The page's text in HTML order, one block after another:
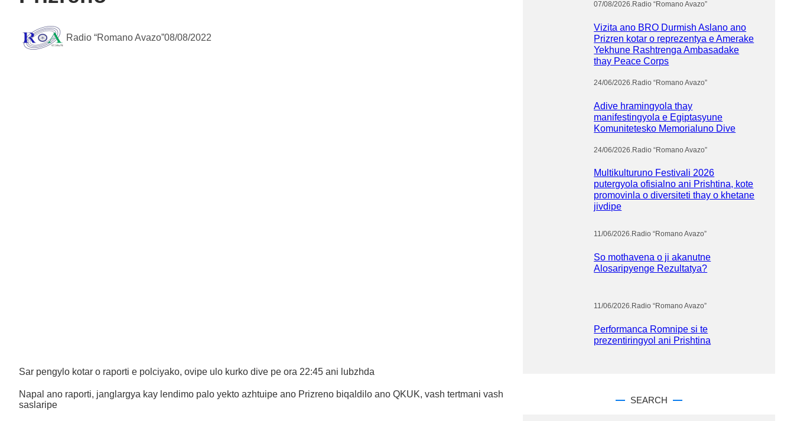
Radio “Romano Avazo”08/08/2022
Sar pengylo kotar o raporti e polciyako, ovipe ulo kurko dive pe ora 22:45 ani lubzhda
Napal ano raporti, janglargya kay lendimo palo yekto azhtuipe ano Prizreno biqaldilo ano QKUK, vash tertmani vash
saslaripe
07/08/2026.Radio “Romano Avazo”
Vizita ano BRO Durmish Aslano ano
Prizren kotar o reprezentya e Amerake
Yekhune Rashtrenga Ambasadake
thay Peace Corps
24/06/2026.Radio “Romano Avazo”
Adive hramingyola thay
manifestingyola e Egiptasyune
Komunitetesko Memorialuno Dive
24/06/2026 Radio “Romano Avazo”
Multikulturuno Festivali 2026
putergyola ofisialno ani Prishtina, kote
promovinla o diversiteti thay o khetane
jivdipe
11/06/2026.Radio “Romano Avazo”
So mothavena o ji akanutne
Alosaripyenge Rezultatya?
11/06/2026.Radio “Romano Avazo”
Performanca Romnipe si te
prezentiringyol ani Prishtina
SEARCH